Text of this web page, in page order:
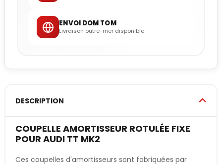
ENVOI DOM TOM
Livraison outre-mer disponible
DESCRIPTION
COUPELLE AMORTISSEUR ROTULÉE FIXE
POUR AUDI TT MK2
Ces coupelles d'amortisseurs sont fabriquées par